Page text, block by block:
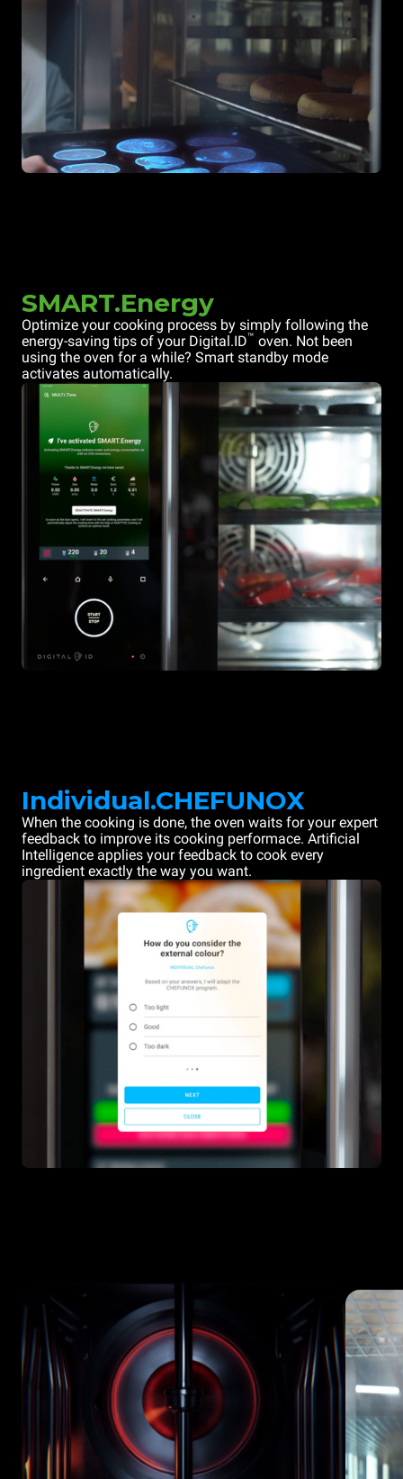
SMART.Energy
Optimize your cooking process by simply following the
energy-saving tips of your Digital.ID™ oven. Not been
using the oven for a while? Smart standby mode
activates automatically.
Individual.CHEFUNOX
When the cooking is done, the oven waits for your expert
feedback to improve its cooking performace. Artificial
Intelligence applies your feedback to cook every
ingredient exactly the way you want.